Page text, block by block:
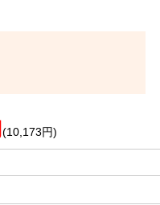
(10,173円)